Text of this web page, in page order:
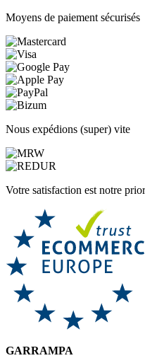
Moyens de paiement sécurisés
Nous expédions (super) vite
Votre satisfaction est notre
GARRAMPA